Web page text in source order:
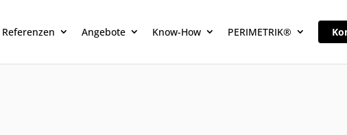
Referenzen Angebote Know-How PERIMETRIK®